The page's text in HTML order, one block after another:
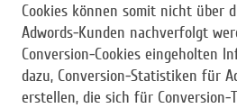
Cookies können somit nicht über
Adwords-Kunden nachverfolgt
Conversion-Cookies eingeholten
dazu, Conversion-Statistiken für
erstellen, die sich für Conversion-